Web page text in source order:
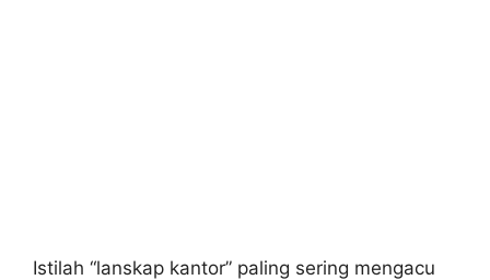
Istilah “lanskap kantor” paling sering mengacu